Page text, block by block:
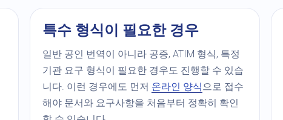
특수 형식이 필요한 경우
일반 공인 번역이 아니라 공증, ATIM 형식, 특정
기관 요구 형식이 필요한 경우도 진행할 수 있습
니다. 이런 경우에도 먼저 온라인 양식으로 접수
해야 문서와 요구사항을 처음부터 정확히 확인